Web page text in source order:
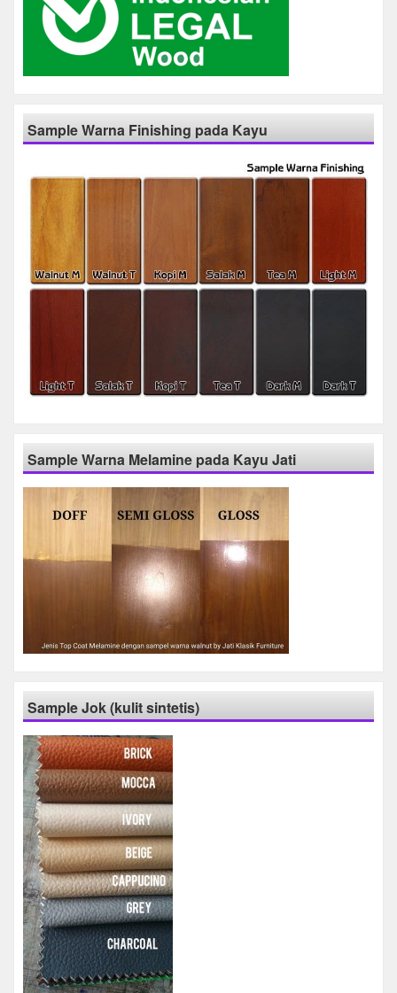
Sample Warna Finishing pada Kayu
Sample Warna Melamine pada Kayu Jati
Sample Jok (kulit sintetis)